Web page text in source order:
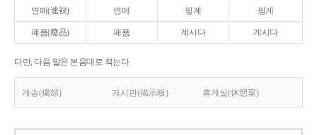
연몌(連袂) 연메 핑계 핑게
폐품(廢品) 페품 계시다 게시다
다만, 다음 말은 본음대로 적는다.
게송(偈頌) 게시판(揭示板) 휴게실(休憩室)